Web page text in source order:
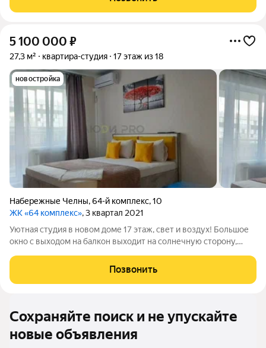
пассажирским и грузовым
5 100 000 ₽
27,3 м² квартира-студия 17 этаж из 18
новостройка
Набережные Челны,64-й комплекс,10
ЖК «64 комплекс», 3 квартал 2021
Уютная студия в новом доме 17 этаж, свет и воздух! Большое
окно с выходом на балкон выходит на солнечную сторону,
прогреть воздух.
Позвонить
Сохраняйте поиск и не упускайте
новые объявления